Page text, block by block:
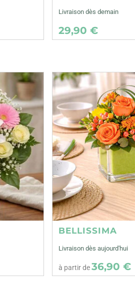
Livraison dès demain
29,90 €
BELLISSIMA
Livraison dès aujourd'hui
à partir de36,90 €